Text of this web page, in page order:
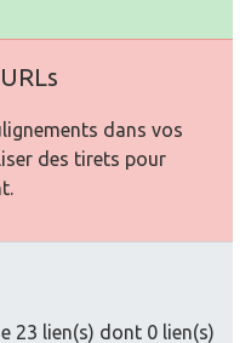
dans vos
des tirets pour
23 lien(s) dont 0 lien(s)